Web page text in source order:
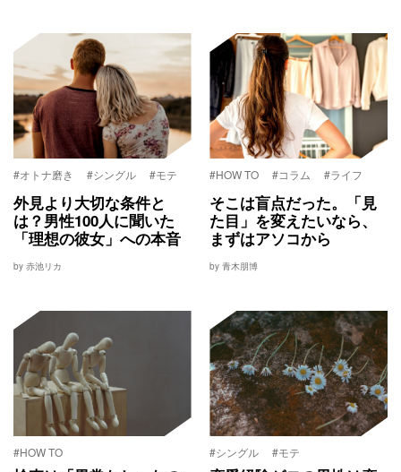
#オトナ磨き #シングル #モテ
外見より大切な条件と
は？男性100人に聞いた
「理想の彼女」への本音
by 赤池リカ
#HOW TO #コラム #ライフ
そこは盲点だった。「見
た目」を変えたいなら、
まずはアソコから
by 青木朋博
#HOW TO #シングル #モテ